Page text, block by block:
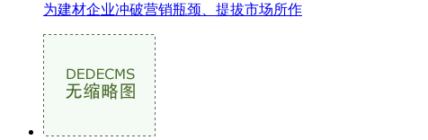
为建材企业冲破营销瓶颈、提拔市场所作